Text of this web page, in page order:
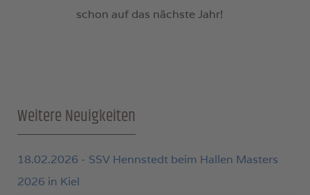
schon auf das nächste Jahr!
Weitere Neuigkeiten
18.02.2026 - SSV Hennstedt beim Hallen Masters
2026 in Kiel